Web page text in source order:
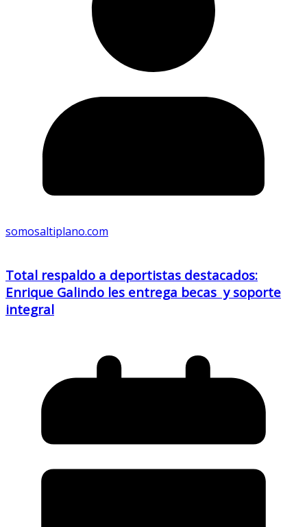
somosaltiplano.com
Total respaldo a deportistas destacados:
Enrique Galindo les entrega becas y soporte
integral